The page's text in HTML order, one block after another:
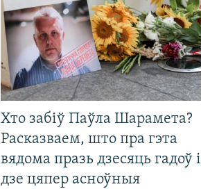
Хто забіў Паўла Шарамета?
Расказваем, што пра гэта
вядома празь дзесяць гадоў і
дзе цяпер асноўныя